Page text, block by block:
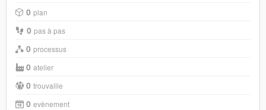
0 plan
0 pas à pas
0 processus
0 atelier
0 trouvaille
0 evènement